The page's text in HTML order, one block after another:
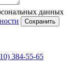
данных
384-55-65